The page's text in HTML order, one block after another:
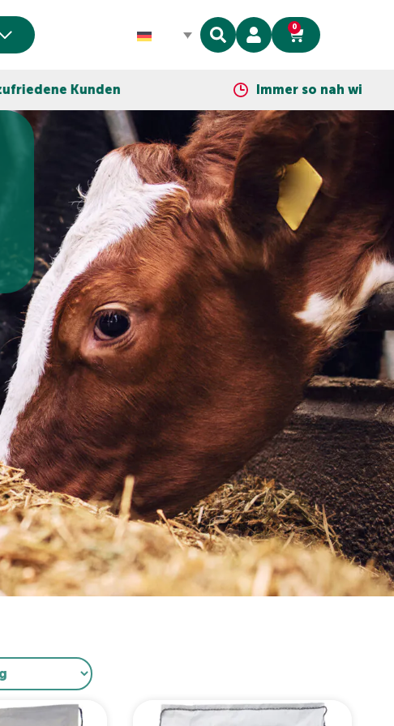
0
Immer so nah wie dein Telefon!